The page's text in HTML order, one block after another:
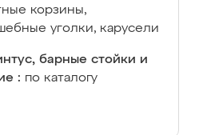
корзины,
уголки, карусели
барные стойки и
: по каталогу